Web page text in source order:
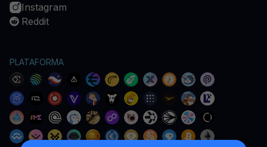
Instagram
Reddit
PLATAFORMA